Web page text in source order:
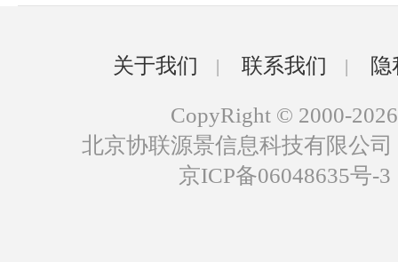
关于我们 | 联系我们 |
CopyRight © 2000-2026
北京协联源景信息科技有限公
京ICP备06048635号-3